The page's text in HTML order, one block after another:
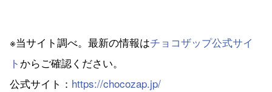
※当サイト調べ。最新の情報はチョコザップ公式サイ
ト からご確認ください。
公式サイト： https://chocozap.jp/